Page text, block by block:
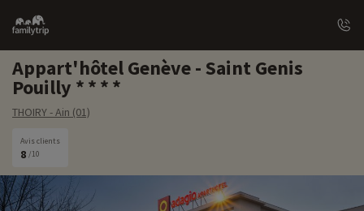
Family
trip
Appart'hôtel Genève - Saint Genis
Pouilly
THOIRY - Ain (01)
Avis clients
8 /10